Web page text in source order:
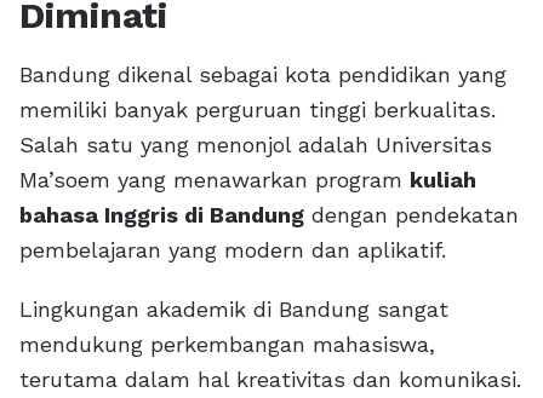
Diminati
Bandung dikenal sebagai kota pendidikan yang
memiliki banyak perguruan tinggi berkualitas.
Salah satu yang menonjol adalah Universitas
Ma’soem yang menawarkan program kuliah
bahasa Inggris di Bandung dengan pendekatan
pembelajaran yang modern dan aplikatif.
Lingkungan akademik di Bandung sangat
mendukung perkembangan mahasiswa,
terutama dalam hal kreativitas dan komunikasi.